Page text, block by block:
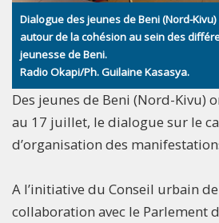
Dialogue des jeunes de Beni (Nord-
autour de la cohésion au sein des
jeunesse de Beni.
Radio Okapi/Ph. Guilaine Kasasya.
Des jeunes de Beni (Nord-Kivu)
au 17 juillet, le dialogue sur le
d’organisation des
A l’initiative du Conseil urbain
collaboration avec le Parlement